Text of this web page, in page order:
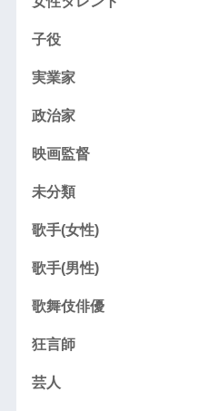
子役
実業家
政治家
映画監督
未分類
歌手(女性)
歌手(男性)
歌舞伎俳優
狂言師
芸人